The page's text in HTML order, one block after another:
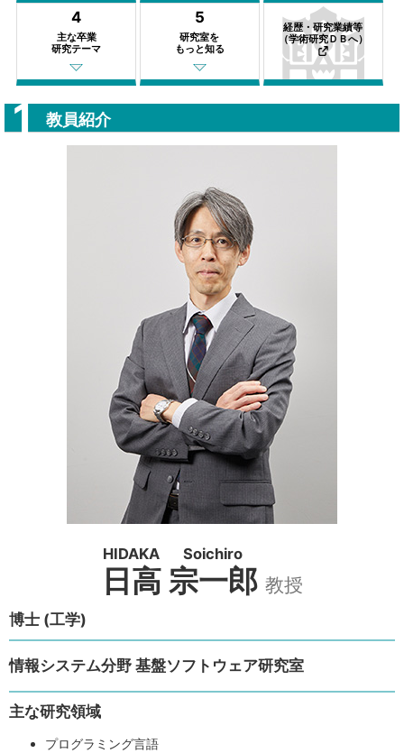
4
主な卒業
研究テーマ
5
研究室を
もっと知る
経歴・研究業績等
（学術研究ＤＢへ）
教員紹介
日高
HIDAKA
宗一郎
Soichiro
教授
博士 (工学)
情報システム分野 基盤ソフトウェア研究室
主な研究領域
プログラミング言語